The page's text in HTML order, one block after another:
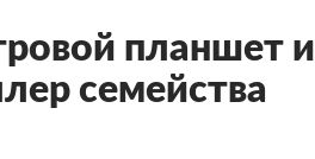
планшет и
семейства